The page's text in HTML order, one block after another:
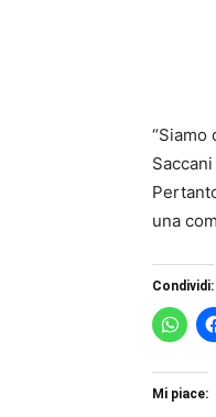
una
Condividi:
Mi piace: